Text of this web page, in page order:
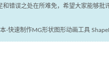
错误之处在所难免，希望大家能够批
-快速制作MG形状图形动画工具